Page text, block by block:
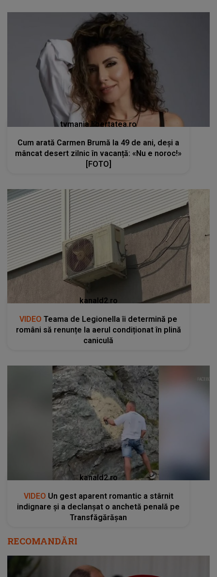
tvmania.libertatea.ro
Cum arată Carmen Brumă la 49 de ani, deși a
mâncat desert zilnic în vacanță: «Nu e noroc!»
[FOTO]
kanald2.ro
VIDEO Teama de Legionella îi determină pe
români să renunțe la aerul condiționat în plină
caniculă
kanald2.ro
VIDEO Un gest aparent romantic a stârnit
indignare și a declanșat o anchetă penală pe
Transfăgărășan
RECOMANDĂRI